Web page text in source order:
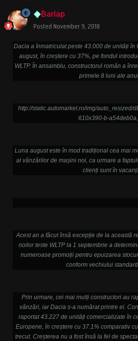
Barlap
Posted November 9, 2018
Dacia a înmatriculat peste 43.000 de unități
august, în creștere cu 37%, pe fondul
WLTP. În ansamblu, constructorul român a
primele 8 luni ale
http://static.automarket.ro/img/auto_resized/
610x390-b-
Luna august este în mod tradițional cea mai
al vânzărilor de mașini noi, ca urmare a
clienți sunt în
Acest an a făcut însă excepție de la această
noilor teste WLTP la 1 septembrie a
numeroase promoții pentru epuizarea
conform vechiului
Prin urmare, cei mai mulți constructori au
vânzări, iar Dacia s-a numărat printre ei.
raportat 43.227 de unități comercializate în
Europene, în creștere cu 37.1% comparativ
trecut. Creșterea nu a fost însă la fel de